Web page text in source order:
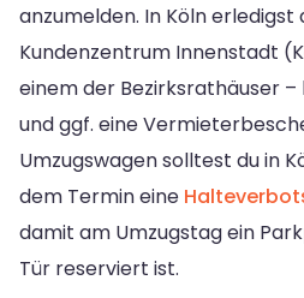
anzumelden. In Köln erledigst
Kundenzentrum Innenstadt
einem der Bezirksrathäuser –
und ggf. eine
Umzugswagen solltest du in
dem Termin eine
damit am Umzugstag ein
Tür reserviert ist.